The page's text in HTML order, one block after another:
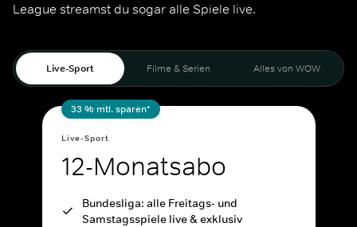
League streamst du sogar alle Spiele live.
Live-Sport Filme & Serien Alles von WOW
33 % mtl. sparen*
Live-Sport
12-Monatsabo
Bundesliga: alle Freitags- und
Samstagsspiele live & exklusiv